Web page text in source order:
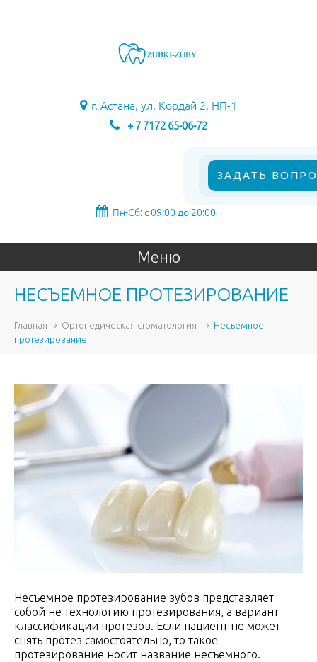
г. Астана, ул. Кордай 2, НП-1
+ 7 7172 65-06-72
ЗАДАТЬ
Пн-Сб: с 09:00 до 20:00
Меню
НЕСЪЕМНОЕ ПРОТЕЗИРОВАНИЕ
Главная Ортопедическая стоматология
Несъемное
протезирование
Несъемное протезирование зубов представляет
собой не технологию протезирования, а вариант
классификации протезов. Если пациент не может
снять протез самостоятельно, то такое
протезирование носит название несъемного.